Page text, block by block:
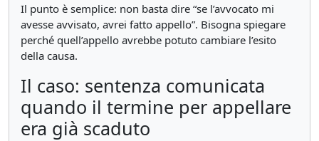
Il punto è semplice: non basta dire “se l’avvocato mi
avesse avvisato, avrei fatto appello”. Bisogna spiegare
perché quell’appello avrebbe potuto cambiare l’esito
della causa.
Il caso: sentenza comunicata
quando il termine per appellare
era già scaduto